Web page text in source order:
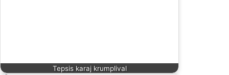
Tepsis karaj krumplival